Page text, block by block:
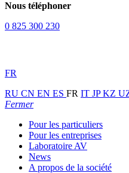
Nous téléphoner
0 825 300 230
FR
RU CN EN ES FR IT JPKZ
Fermer
Pour les particuliers
Pour les entreprises
Laboratoire AV
News
A propos de la société